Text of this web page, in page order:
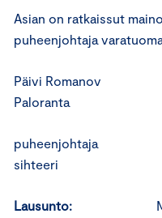
Asian on ratkaissut
puheenjohtaja
Päivi
Paloranta
sihteeri
Lausunto: